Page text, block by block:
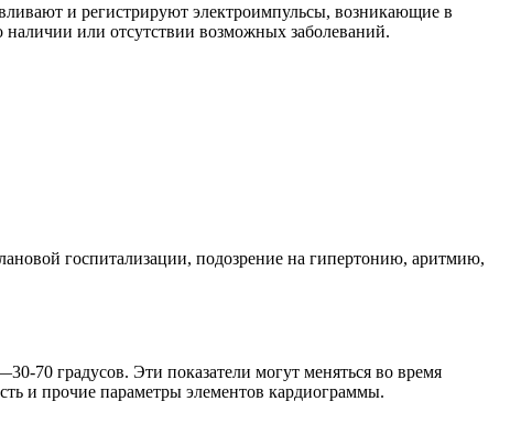
и регистрируют электроимпульсы, возникающие в
или отсутствии возможных заболеваний.
госпитализации, подозрение на гипертонию, аритмию,
70 градусов. Эти показатели могут меняться во время
и прочие параметры элементов кардиограммы.